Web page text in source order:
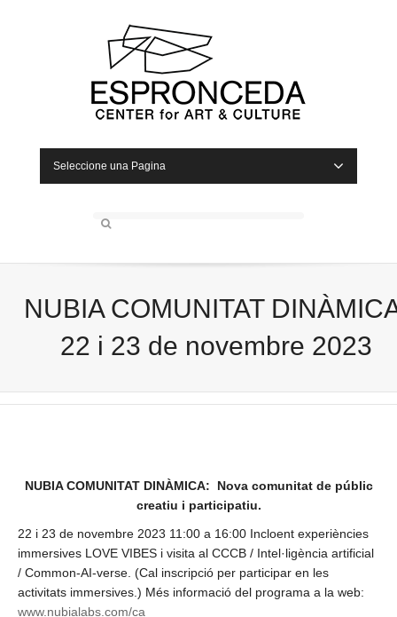
Seleccione una Pagina
NUBIA COMUNITAT
22 i 23 de novembre 2023
NUBIA COMUNITAT DINÀMICA: Nova comunitat de públic
creatiu i participatiu.
22 i 23 de novembre 2023 11:00 a 16:00 Incloent experiències
immersives LOVE VIBES i visita al CCCB / Intel·ligència artificial
/ Common-AI-verse. (Cal inscripció per participar en les
activitats immersives.) Més informació del programa a la web:
www.nubialabs.com/ca